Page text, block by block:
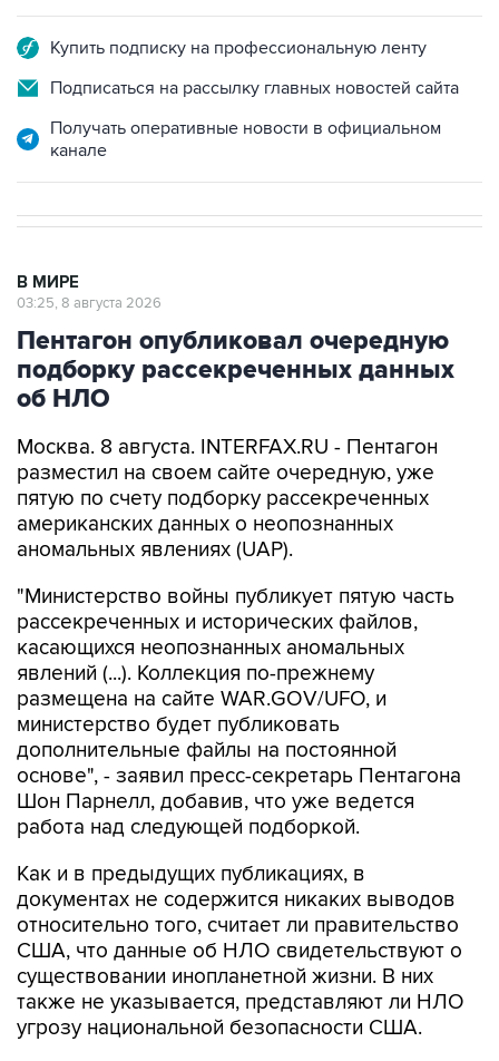
Купить подписку на профессиональную ленту
Подписаться на рассылку главных новостей сайта
Получать оперативные новости в официальном
канале
В МИРЕ
03:25, 8 августа 2026
Пентагон опубликовал очередную
подборку рассекреченных данных
об НЛО
Москва. 8 августа. INTERFAX.RU - Пентагон
разместил на своем сайте очередную, уже
пятую по счету подборку рассекреченных
американских данных о неопознанных
аномальных явлениях (UAP).
"Министерство войны публикует пятую часть
рассекреченных и исторических файлов,
касающихся неопознанных аномальных
явлений (...). Коллекция по-прежнему
размещена на сайте WAR.GOV/UFO, и
министерство будет публиковать
дополнительные файлы на постоянной
основе", - заявил пресс-секретарь Пентагона
Шон Парнелл, добавив, что уже ведется
работа над следующей подборкой.
Как и в предыдущих публикациях, в
документах не содержится никаких выводов
относительно того, считает ли правительство
США, что данные об НЛО свидетельствуют о
существовании инопланетной жизни. В них
также не указывается, представляют ли НЛО
угрозу национальной безопасности США.